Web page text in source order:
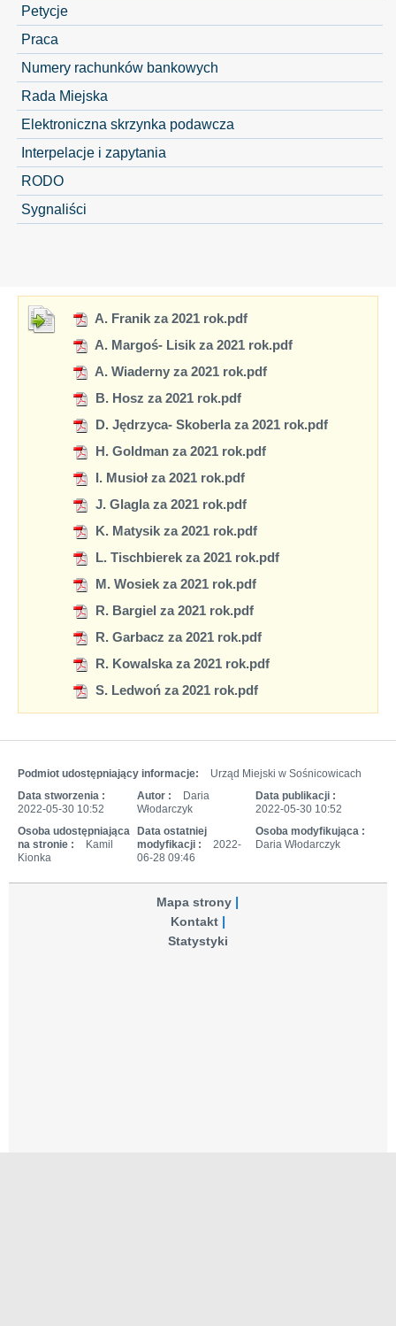
Petycje
Praca
Numery rachunków bankowych
Rada Miejska
Elektroniczna skrzynka podawcza
Interpelacje i zapytania
RODO
Sygnaliści
A. Franik za 2021 rok.pdf
A. Margoś- Lisik za 2021 rok.pdf
A. Wiaderny za 2021 rok.pdf
B. Hosz za 2021 rok.pdf
D. Jędrzyca- Skoberla za 2021 rok.pdf
H. Goldman za 2021 rok.pdf
I. Musioł za 2021 rok.pdf
J. Glagla za 2021 rok.pdf
K. Matysik za 2021 rok.pdf
L. Tischbierek za 2021 rok.pdf
M. Wosiek za 2021 rok.pdf
R. Bargiel za 2021 rok.pdf
R. Garbacz za 2021 rok.pdf
R. Kowalska za 2021 rok.pdf
S. Ledwoń za 2021 rok.pdf
Podmiot udostępniający informacje:
Urząd Miejski w Sośnicowicach
Data stworzenia :
2022-05-30 10:52
Autor :
Daria
Włodarczyk
Data publikacji :
2022-05-30 10:52
Osoba udostępniająca
na stronie :
Kamil
Kionka
Data ostatniej
modyfikacji :
2022-
06-28 09:46
Osoba modyfikująca :
Daria Włodarczyk
Mapa strony
Kontakt
Statystyki